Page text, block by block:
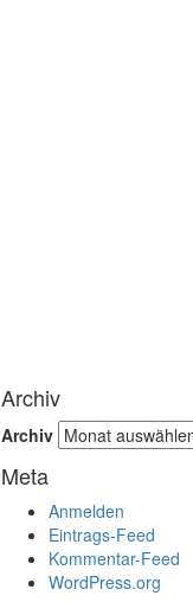
Archiv
Archiv
Meta
Anmelden
Eintrags-Feed
Kommentar-Feed
WordPress.org